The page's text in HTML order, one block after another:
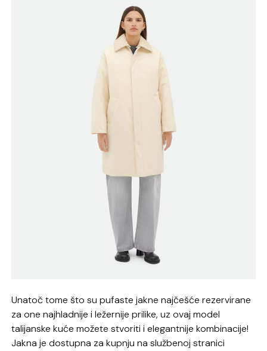
Unatoč tome što su pufaste jakne najčešće rezervirane
za one najhladnije i ležernije prilike, uz ovaj model
talijanske kuće možete stvoriti i elegantnije kombinacije!
Jakna je dostupna za kupnju na službenoj stranici